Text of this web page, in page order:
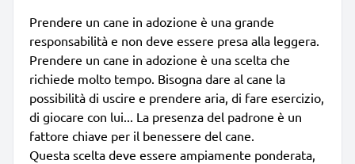
Prendere un cane in adozione è una grande
responsabilità e non deve essere presa alla leggera.
Prendere un cane in adozione è una scelta che
richiede molto tempo. Bisogna dare al cane la
possibilità di uscire e prendere aria, di fare esercizio,
di giocare con lui... La presenza del padrone è un
fattore chiave per il benessere del cane.
Questa scelta deve essere ampiamente ponderata,